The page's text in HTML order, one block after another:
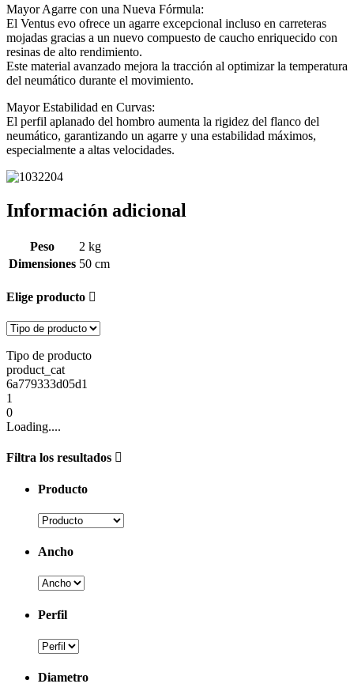
Mayor Agarre con una Nueva Fórmula:
El Ventus evo ofrece un agarre excepcional incluso en carreteras
mojadas gracias a un nuevo compuesto de caucho enriquecido con
resinas de alto rendimiento.
Este material avanzado mejora la tracción al optimizar la temperatura
del neumático durante el movimiento.
Mayor Estabilidad en Curvas:
El perfil aplanado del hombro aumenta la rigidez del flanco del
neumático, garantizando un agarre y una estabilidad máximos,
especialmente a altas velocidades.
Información adicional
Peso
2 kg
Dimensiones 50 cm
Elige producto
Tipo de producto
product_cat
6a779333d05d1
1
0
Loading....
Filtra los resultados
Producto
Ancho
Perfil
Diametro